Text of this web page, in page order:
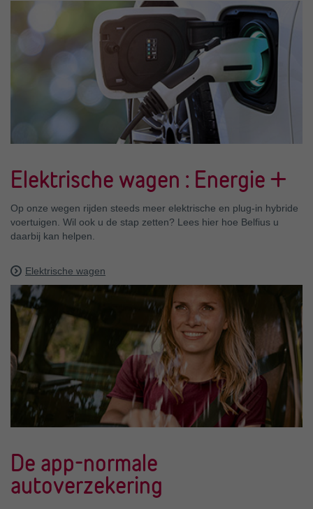
Elektrische wagen : Energie +
Op onze wegen rijden steeds meer elektrische en plug-in hybride
voertuigen. Wil ook u de stap zetten? Lees hier hoe Belfius u
daarbij kan helpen.
Elektrische wagen
De app-normale
autoverzekering